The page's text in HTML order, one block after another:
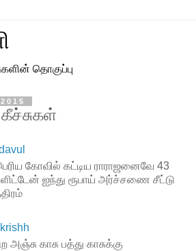
தொகுப்பு
கோவில் கட்டிய ராராஜனைவே 43
ஐந்து ரூபாய் அர்ச்சணை சீட்டு
காசு பத்து காசுக்கு